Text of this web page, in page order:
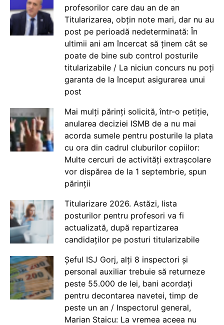
profesorilor care dau an de an
Titularizarea, obțin note mari, dar nu au
post pe perioadă nedeterminată: În
ultimii ani am încercat să ținem cât se
poate de bine sub control posturile
titularizabile / La niciun concurs nu poți
garanta de la început asigurarea unui
post
Mai mulți părinți solicită, într-o petiție,
anularea deciziei ISMB de a nu mai
acorda sumele pentru posturile la plata
cu ora din cadrul cluburilor copiilor:
Multe cercuri de activități extrașcolare
vor dispărea de la 1 septembrie, spun
părinții
Titularizare 2026. Astăzi, lista
posturilor pentru profesori va fi
actualizată, după repartizarea
candidaților pe posturi titularizabile
Șeful ISJ Gorj, alți 8 inspectori și
personal auxiliar trebuie să returneze
peste 55.000 de lei, bani acordați
pentru decontarea navetei, timp de
peste un an / Inspectorul general,
Marian Staicu: La vremea aceea nu